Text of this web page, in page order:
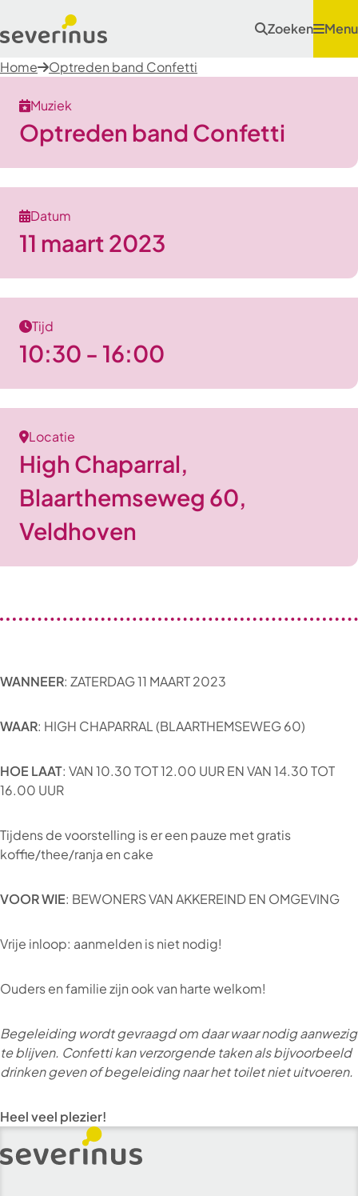
Zoeken Menu
Home Optreden band Confetti
Muziek
Optreden band Confetti
Datum
11 maart 2023
Tijd
10:30 - 16:00
Locatie
High Chaparral,
Blaarthemseweg 60,
Veldhoven
WANNEER: ZATERDAG 11 MAART 2023
WAAR: HIGH CHAPARRAL (BLAARTHEMSEWEG 60)
HOE LAAT: VAN 10.30 TOT 12.00 UUR EN VAN 14.30 TOT
16.00 UUR
Tijdens de voorstelling is er een pauze met gratis
koffie/thee/ranja en cake
VOOR WIE: BEWONERS VAN AKKEREIND EN OMGEVING
Vrije inloop: aanmelden is niet nodig!
Ouders en familie zijn ook van harte welkom!
Begeleiding wordt gevraagd om daar waar nodig aanwezig
te blijven. Confetti kan verzorgende taken als bijvoorbeeld
drinken geven of begeleiding naar het toilet niet uitvoeren.
Heel veel plezier!